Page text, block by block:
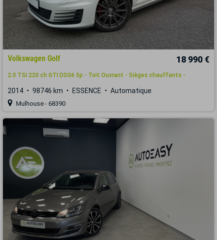
Volkswagen Golf 18 990 €
2.0 TSI 220 ch GTI DSG6 5p - Toit Ouvrant - Sièges chauffants -
2014 98746 km ESSENCE Automatique
Mulhouse - 68390